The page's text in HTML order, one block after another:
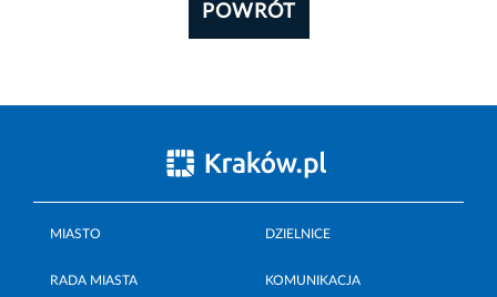
POWRÓT
MIASTO DZIELNICE
RADA MIASTA KOMUNIKACJA